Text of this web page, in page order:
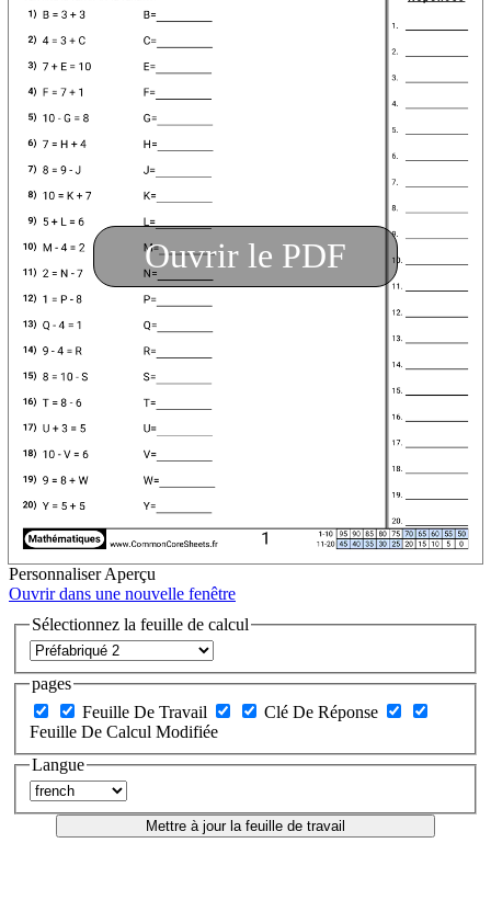
Ouvrir le PDF
Personnaliser Aperçu
Ouvrir dans une nouvelle fenêtre
Sélectionnez la feuille de calcul
pages
Feuille De Travail
Clé De Réponse
Feuille De Calcul Modifiée
Langue
Mettre à jour la feuille de travail